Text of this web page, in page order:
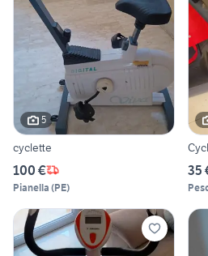
5
cyclette
100 €
Pianella (PE)
35